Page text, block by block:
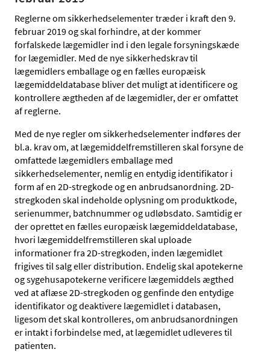
Reglerne om sikkerhedselementer træder i kraft den 9.
februar 2019 og skal forhindre, at der kommer
forfalskede lægemidler ind i den legale forsyningskæde
for lægemidler. Med de nye sikkerhedskrav til
lægemidlers emballage og en fælles europæisk
lægemiddeldatabase bliver det muligt at identificere og
kontrollere ægtheden af de lægemidler, der er omfattet
af reglerne.
Med de nye regler om sikkerhedselementer indføres der
bl.a. krav om, at lægemiddelfremstilleren skal forsyne de
omfattede lægemidlers emballage med
sikkerhedselementer, nemlig en entydig identifikator i
form af en 2D-stregkode og en anbrudsanordning. 2D-
stregkoden skal indeholde oplysning om produktkode,
serienummer, batchnummer og udløbsdato. Samtidig er
der oprettet en fælles europæisk lægemiddeldatabase,
hvori lægemiddelfremstilleren skal uploade
informationer fra 2D-stregkoden, inden lægemidlet
frigives til salg eller distribution. Endelig skal apotekerne
og sygehusapotekerne verificere lægemiddels ægthed
ved at aflæse 2D-stregkoden og genfinde den entydige
identifikator og deaktivere lægemidlet i databasen,
ligesom det skal kontrolleres, om anbrudsanordningen
er intakt i forbindelse med, at lægemidlet udleveres til
patienten.